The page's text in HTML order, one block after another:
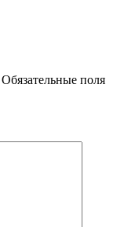
Обязательные поля